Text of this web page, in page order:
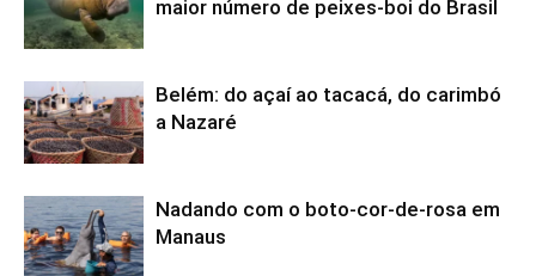
maior número de peixes-boi do Brasil
Belém: do açaí ao tacacá, do carimbó
a Nazaré
Nadando com o boto-cor-de-rosa em
Manaus